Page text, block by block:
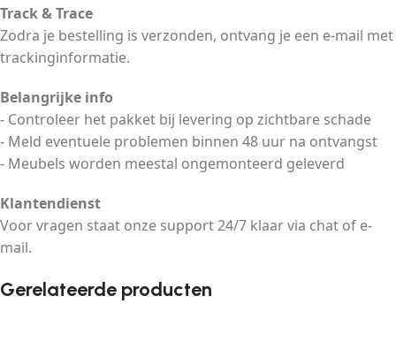
Track & Trace
Zodra je bestelling is verzonden, ontvang je een e-mail met
trackinginformatie.
Belangrijke info
- Controleer het pakket bij levering op zichtbare schade
- Meld eventuele problemen binnen 48 uur na ontvangst
- Meubels worden meestal ongemonteerd geleverd
Klantendienst
Voor vragen staat onze support 24/7 klaar via chat of e-
mail.
Gerelateerde producten